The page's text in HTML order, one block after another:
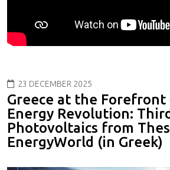
23 DECEMBER 2025
Greece at the
Energy Revolution:
Photovoltaics from
EnergyWorld (in Greek)